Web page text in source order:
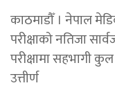
काठमाडौँ । नेपाल
परीक्षाको नतिजा
परीक्षामा सहभागी
उत्तीर्ण